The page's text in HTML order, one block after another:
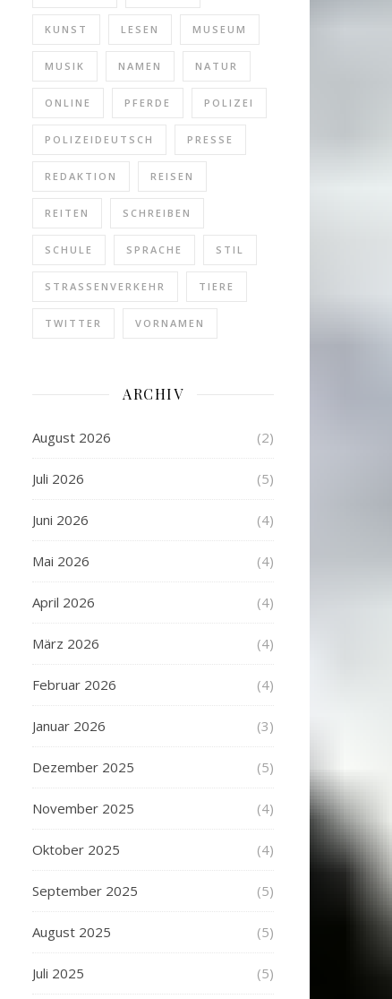
KUNST LESEN MUSEUM
MUSIK NAMEN NATUR
ONLINE PFERDE POLIZEI
POLIZEIDEUTSCH PRESSE
REDAKTION REISEN
REITEN SCHREIBEN
SCHULE SPRACHE STIL
STRASSENVERKEHR TIERE
TWITTER VORNAMEN
ARCHIV
August 2026 (2)
Juli 2026 (5)
Juni 2026 (4)
Mai 2026 (4)
April 2026 (4)
März 2026 (4)
Februar 2026 (4)
Januar 2026 (3)
Dezember 2025 (5)
November 2025 (4)
Oktober 2025 (4)
September 2025 (5)
August 2025 (5)
Juli 2025 (5)